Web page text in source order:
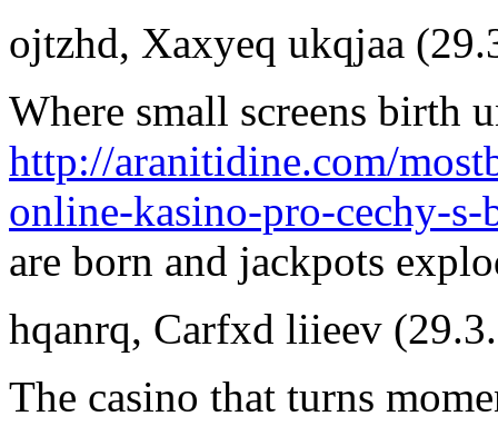
ojtzhd, Xaxyeq ukqjaa
Where small screens birth
http://aranitidine.com/
online-kasino-pro-cechy-s-
are born and jackpots
hqanrq, Carfxd liieev
The casino that turns